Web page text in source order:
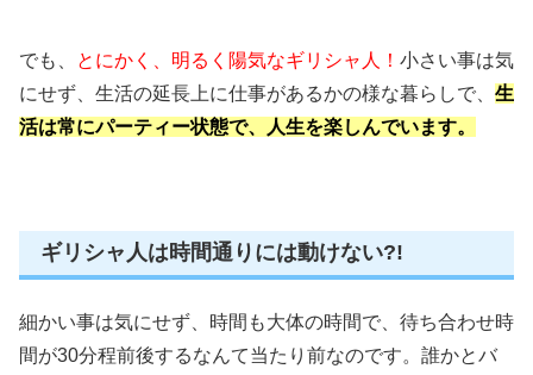
でも、 とにかく、明るく陽気なギリシャ人！ 小さい事は気
にせず、生活の延長上に仕事があるかの様な暮らしで、 生
活は常にパーティー状態で、人生を楽しんでいます。
ギリシャ人は時間通りには動けない?!
細かい事は気にせず、時間も大体の時間で、待ち合わせ時
間が30分程前後するなんて当たり前なのです。誰かとバ